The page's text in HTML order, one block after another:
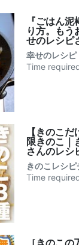
『ごはん
り方。もう
せのレシピ
幸せのレシピ
Time
【きのこ
限きのこ｜
さんのレシ
きのこレシ
Time
［きのこ